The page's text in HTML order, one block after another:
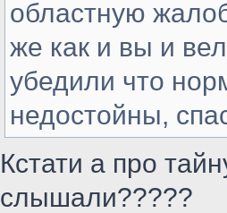
областную
же как и вы и
убедили что
недостойны,
Кстати а про
слышали?????